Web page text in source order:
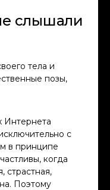
слышали
тела и
позы,
Интернета
с
в принципе
когда
страстная,
Поэтому